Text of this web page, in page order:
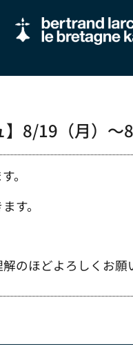
】8/19（月）
。
す。
のほどよろしくお願